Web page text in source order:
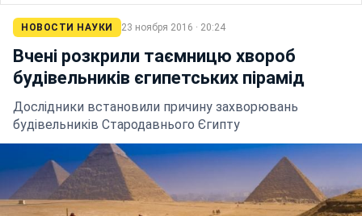
НОВОСТИ НАУКИ 23 ноября 2016 · 20:24
Вчені розкрили таємницю хвороб
будівельників єгипетських пірамід
Дослідники встановили причину захворювань
будівельників Стародавнього Єгипту